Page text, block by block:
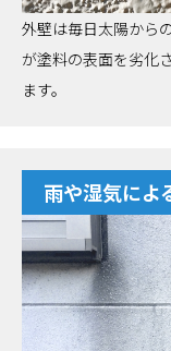
外壁は毎日太陽から
が塗料の表面を劣化
ます。
雨や湿気によ